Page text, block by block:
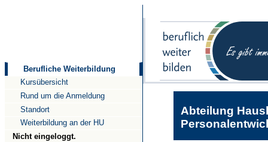
Berufliche Weiterbildung
Kursübersicht
Rund um die Anmeldung
Standort
Weiterbildung an der HU
Nicht eingeloggt.
Abteilung